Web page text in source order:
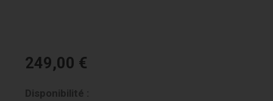
249,00 €
Disponibilité :
quantité